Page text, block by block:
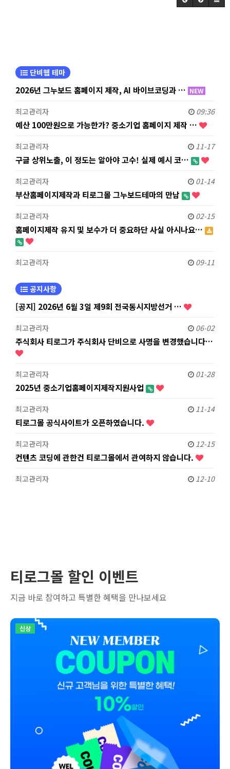
단비웹 테마
2026년 그누보드 홈페이지 제작, AI 바이브코딩과 … NEW
최고관리자 09:36
예산 100만원으로 가능한가? 중소기업 홈페이지 제작 …
최고관리자 11-17
구글 상위노출, 이 정도는 알아야 고수! 실제 예시 코…
최고관리자 01-14
부산홈페이지제작과 티로그몰 그누보드테마의 만남
최고관리자 02-15
홈페이지제작 유지 및 보수가 더 중요하단 사실 아시나요…
최고관리자 09-11
공지사항
[공지] 2026년 6월 3일 제9회 전국동시지방선거 …
최고관리자 06-02
주식회사 티로그가 주식회사 단비으로 사명을 변경했습니다…
최고관리자 01-28
2025년 중소기업홈페이지제작지원사업
최고관리자 11-14
티로그몰 공식사이트가 오픈하였습니다.
최고관리자 12-15
컨텐츠 코딩에 관한건 티로그몰에서 관여하지 않습니다.
최고관리자 12-10
티로그몰 할인 이벤트
지금 바로 참여하고 특별한 혜택을 만나보세요
신상